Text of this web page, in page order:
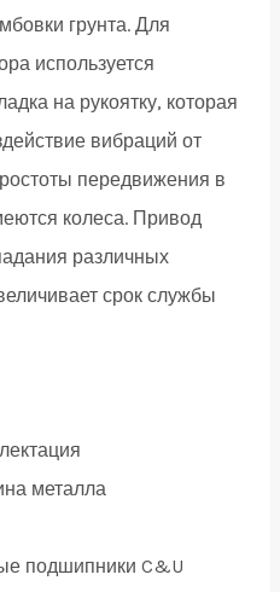
грунта. Для
используется
на рукоятку, которая
вибраций от
передвижения в
колеса. Привод
различных
срок службы
металла
подшипники C&U